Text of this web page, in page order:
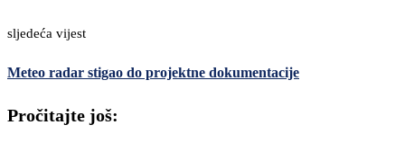
sljedeća vijest
Meteo radar stigao do projektne dokumentacije
Pročitajte još: